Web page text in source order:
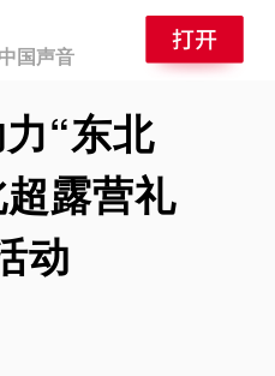
国声音
“东北
露营礼
动